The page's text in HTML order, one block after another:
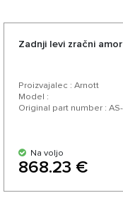
Zadnji levi zračni
Proizvajalec : Arnott
Model :
Original part number :
Na voljo
868.23 €